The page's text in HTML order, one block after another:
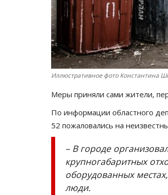
Иллюстративное фото Константина
Меры приняли сами жители,
По информации областного
52 пожаловались на
– В городе
крупногабаритных
оборудованных
люди.